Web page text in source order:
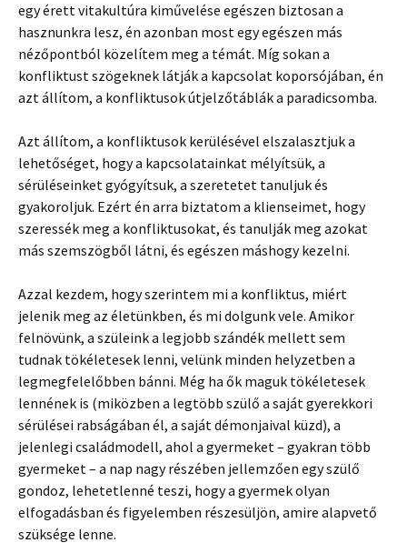
egy érett vitakultúra kiművelése egészen biztosan a
hasznunkra lesz, én azonban most egy egészen más
nézőpontból közelítem meg a témát. Míg sokan a
konfliktust szögeknek látják a kapcsolat koporsójában, én
azt állítom, a konfliktusok útjelzőtáblák a paradicsomba.
Azt állítom, a konfliktusok kerülésével elszalasztjuk a
lehetőséget, hogy a kapcsolatainkat mélyítsük, a
sérüléseinket gyógyítsuk, a szeretetet tanuljuk és
gyakoroljuk. Ezért én arra biztatom a klienseimet, hogy
szeressék meg a konfliktusokat, és tanulják meg azokat
más szemszögből látni, és egészen máshogy kezelni.
Azzal kezdem, hogy szerintem mi a konfliktus, miért
jelenik meg az életünkben, és mi dolgunk vele. Amikor
felnövünk, a szüleink a legjobb szándék mellett sem
tudnak tökéletesek lenni, velünk minden helyzetben a
legmegfelelőbben bánni. Még ha ők maguk tökéletesek
lennének is (miközben a legtöbb szülő a saját gyerekkori
sérülései rabságában él, a saját démonjaival küzd), a
jelenlegi családmodell, ahol a gyermeket – gyakran több
gyermeket – a nap nagy részében jellemzően egy szülő
gondoz, lehetetlenné teszi, hogy a gyermek olyan
elfogadásban és figyelemben részesüljön, amire alapvető
szüksége lenne.